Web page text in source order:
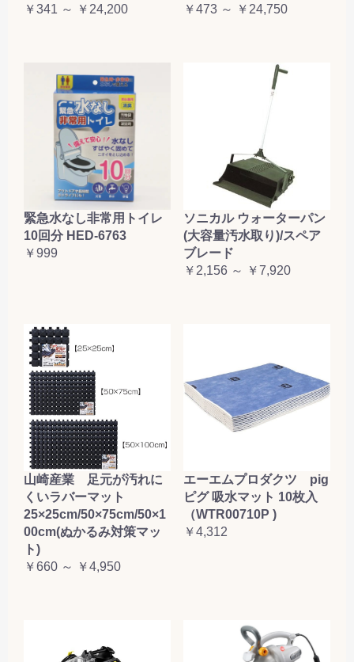
￥341 ～ ￥24,200
￥473 ～ ￥24,750
緊急水なし非常用トイレ
10回分 HED-6763
￥999
ソニカル ウォーターパン
(大容量汚水取り)/スペア
ブレード
￥2,156 ～ ￥7,920
山崎産業 足元が汚れに
くいラバーマット
25×25cm/50×75cm/50×1
00cm(ぬかるみ対策マッ
ト)
￥660 ～ ￥4,950
エーエムプロダクツ pig
ピグ 吸水マット 10枚入
（WTR00710P )
￥4,312